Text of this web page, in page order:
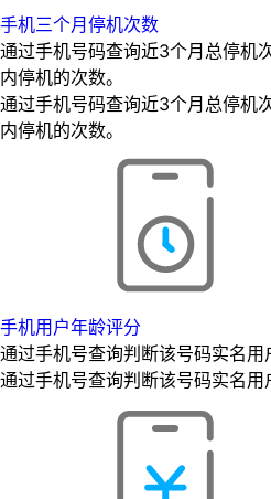
手机三个月停机次数
通过手机号码查询近3个月总停机
内停机的次数。
通过手机号码查询近3个月总停机
内停机的次数。
手机用户年龄评分
通过手机号查询判断该号码实名用
通过手机号查询判断该号码实名用